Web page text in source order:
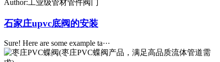
Author:工业级管材管件阀门
石家庄upvc底阀的安装
Sure! Here are some example ta···